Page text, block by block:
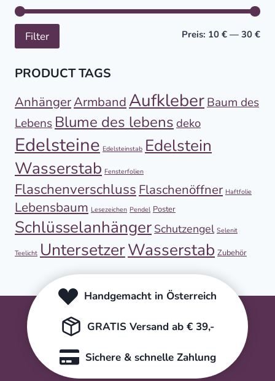
Filter Preis: 10 € — 30 €
PRODUCT TAGS
AnhängerArmband AufkleberBaum des
Lebens Blume des lebensdeko
Edelsteine Edelsteinstab Edelstein
Wasserstab Fensterfolien
Flaschenverschluss Flaschenöffner Haftfolie
Lebensbaum Lesezeichen Pendel Poster
Schlüsselanhänger Schutzengel Selenit
Teelicht UntersetzerWasserstab Zubehör
Handgemacht in Österreich
GRATIS Versand ab € 39,-
Sichere & schnelle Zahlung